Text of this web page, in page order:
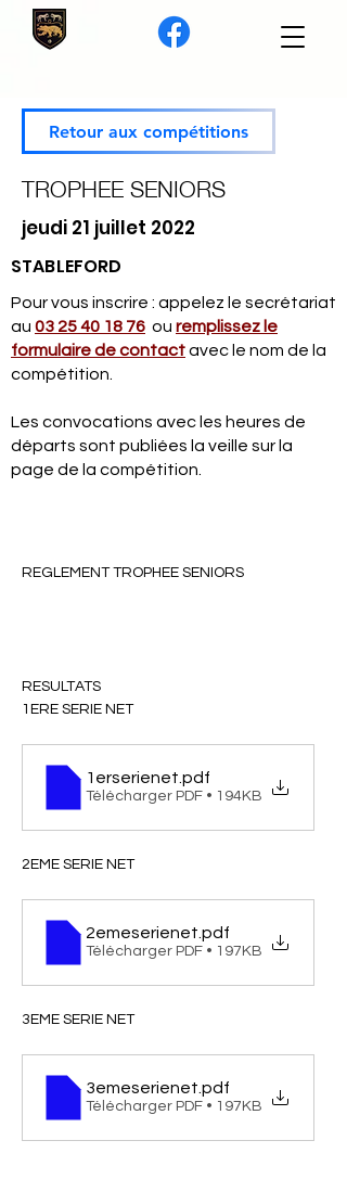
Retour aux compétitions
TROPHEE SENIORS
jeudi 21 juillet 2022
STABLEFORD
Pour vous inscrire : appelez le secrétariat
au 03 25 40 18 76 ou remplissez le
formulaire de contactavec le nom de la
compétition.
Les convocations avec les heures de
départs sont publiées la veille sur la
page de la compétition.
REGLEMENT TROPHEE SENIORS
RESULTATS
1ERE SERIE NET
1erserienet .pdf
Télécharger PDF • 194KB
2EME SERIE NET
2emeserienet .pdf
Télécharger PDF • 197KB
3EME SERIE NET
3emeserienet .pdf
Télécharger PDF • 197KB